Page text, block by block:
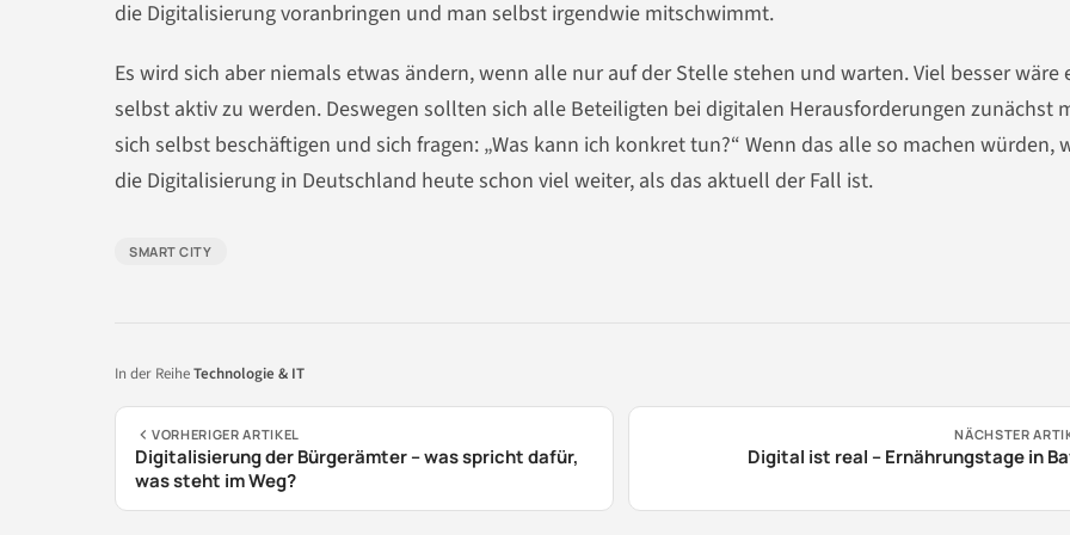
die Digitalisierung voranbringen und man selbst irgendwie mitschwimmt.
Es wird sich aber niemals etwas ändern, wenn alle nur auf der Stelle stehen und warten. Viel besser wäre
selbst aktiv zu werden. Deswegen sollten sich alle Beteiligten bei digitalen Herausforderungen zunächst
sich selbst beschäftigen und sich fragen: „Was kann ich konkret tun?“ Wenn das alle so machen würden,
die Digitalisierung in Deutschland heute schon viel weiter, als das aktuell der Fall ist.
SMART CITY
In der ReiheTechnologie & IT
VORHERIGER ARTIKEL
Digitalisierung der Bürgerämter – was spricht dafür,
was steht im Weg?
NÄCHSTER
Digital ist real – Ernährungstage in